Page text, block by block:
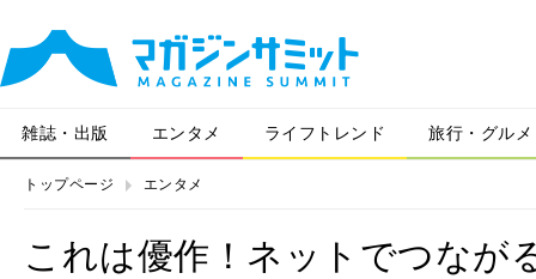
雑誌・出版 エンタメ ライフトレンド 旅行・グルメ
トップページ エンタメ
これは優作！ネットでつなが